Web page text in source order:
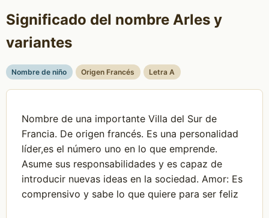
Significado del nombre Arles y
variantes
Nombre de niño Origen Francés Letra A
Nombre de una importante Villa del Sur de
Francia. De origen francés. Es una personalidad
líder,es el número uno en lo que emprende.
Asume sus responsabilidades y es capaz de
introducir nuevas ideas en la sociedad. Amor: Es
comprensivo y sabe lo que quiere para ser feliz